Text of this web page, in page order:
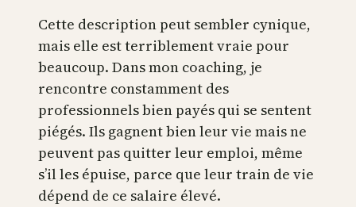
Cette description peut sembler cynique,
mais elle est terriblement vraie pour
beaucoup. Dans mon coaching, je
rencontre constamment des
professionnels bien payés qui se sentent
piégés. Ils gagnent bien leur vie mais ne
peuvent pas quitter leur emploi, même
s’il les épuise, parce que leur train de vie
dépend de ce salaire élevé.